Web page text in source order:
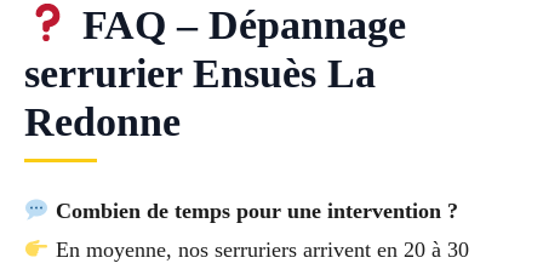
FAQ – Dépannage
serrurier Ensuès La
Redonne
Combien de temps pour une intervention ?
En moyenne, nos serruriers arrivent en 20 à 30